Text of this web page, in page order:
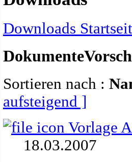
Downloads
Dokumente
Sortieren nach :
aufsteigend ]
Vorlage
18.03.2007